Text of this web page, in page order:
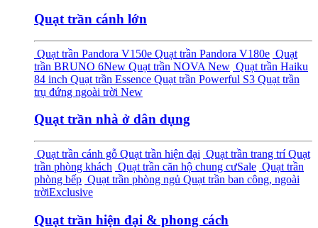
Quạt trần cánh lớn
Quạt trần Pandora V150e Quạt trần Pandora V180e Quạt
trần BRUNO 6New Quạt trần NOVA New Quạt trần Haiku
84 inch Quạt trần Essence Quạt trần Powerful S3 Quạt trần
trụ đứng ngoài trời New
Quạt trần nhà ở dân dụng
Quạt trần cánh gỗ Quạt trần hiện đại Quạt trần trang tríQuạt
trần phòng khách Quạt trần căn hộ chung cưSale Quạt trần
phòng bếp Quạt trần phòng ngủ Quạt trần ban công, ngoài
trờiExclusive
Quạt trần hiện đại & phong cách